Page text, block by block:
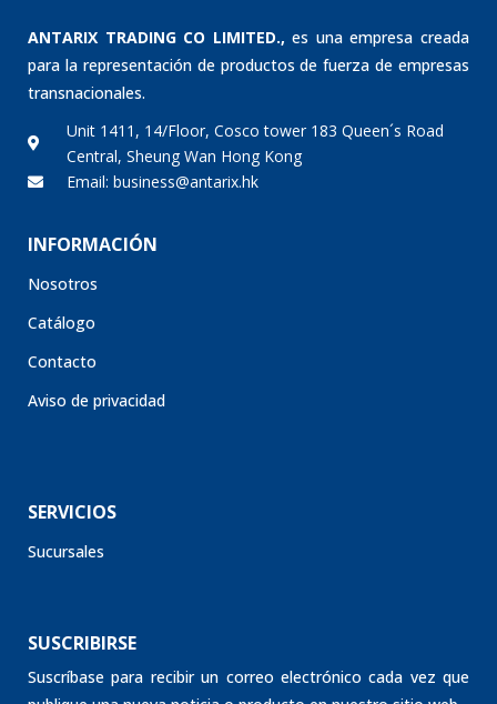
ANTARIX TRADING CO LIMITED., es una empresa creada
para la representación de productos de fuerza de empresas
transnacionales.
Unit 1411, 14/Floor, Cosco tower 183 Queen´s Road
Central, Sheung Wan Hong Kong
Email: business@antarix.hk
INFORMACIÓN
Nosotros
Catálogo
Contacto
Aviso de privacidad
SERVICIOS
Sucursales
SUSCRIBIRSE
Suscríbase para recibir un correo electrónico cada vez que